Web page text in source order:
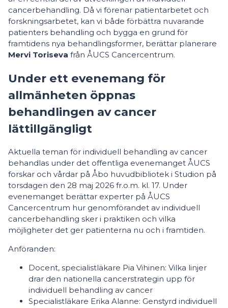
cancerbehandling. Då vi förenar patientarbetet och
forskningsarbetet, kan vi både förbättra nuvarande
patienters behandling och bygga en grund för
framtidens nya behandlingsformer, berättar planerare
Mervi Toriseva från ÅUCS Cancercentrum.
Under ett evenemang för
allmänheten öppnas
behandlingen av cancer
lättillgängligt
Aktuella teman för individuell behandling av cancer
behandlas under det offentliga evenemanget ÅUCS
forskar och vårdar på Åbo huvudbibliotek i Studion på
torsdagen den 28 maj 2026 fr.o.m. kl. 17. Under
evenemanget berättar experter på ÅUCS
Cancercentrum hur genomförandet av individuell
cancerbehandling sker i praktiken och vilka
möjligheter det ger patienterna nu och i framtiden.
Anföranden:
Docent, specialistläkare Pia Vihinen: Vilka linjer
drar den nationella cancerstrategin upp för
individuell behandling av cancer
Specialistläkare Erika Alanne: Genstyrd individuell